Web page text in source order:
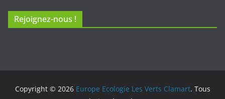
Rejoignez-nous !
Copyright © 2026 Europe Ecologie Les Verts Clamart. Tous